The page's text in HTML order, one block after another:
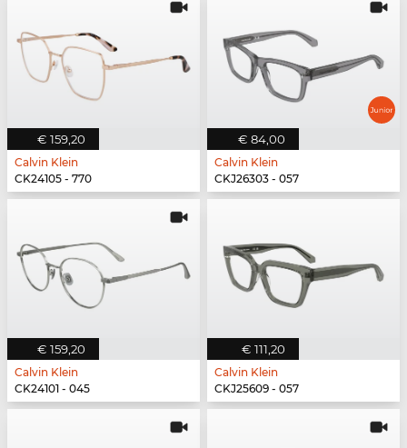
€ 159,20
Calvin Klein
CK24105 - 770
€ 84,00
Calvin Klein
CKJ26303 - 057
€ 159,20
Calvin Klein
CK24101 - 045
€ 111,20
Calvin Klein
CKJ25609 - 057